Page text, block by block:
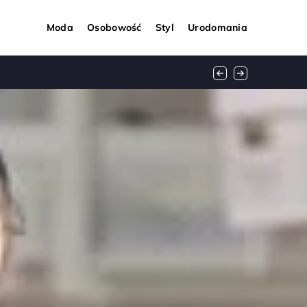
Moda Osobowość Styl Urodomania